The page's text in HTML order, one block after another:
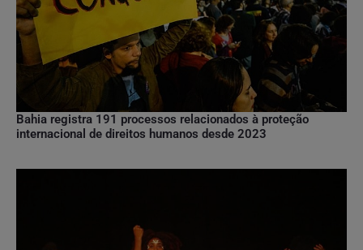
Bahia registra 191 processos relacionados à proteção
internacional de direitos humanos desde 2023